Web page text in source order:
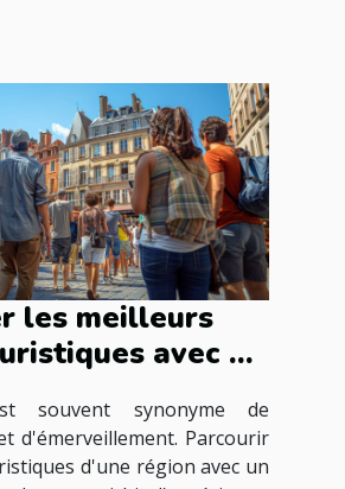
les meilleurs
avec un
souvent synonyme de
d'émerveillement. Parcourir
d'une région avec un